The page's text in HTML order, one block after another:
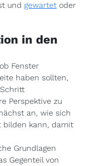
und gewartet oder
in den
Fenster
haben sollten,
Perspektive zu
an, wie sich
bilden kann, damit
Grundlagen
Gegenteil von